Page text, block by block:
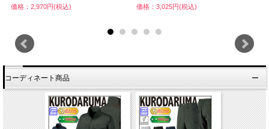
価格：2,970円(税込) 価格：3,025円(税込)
コーディネート商品